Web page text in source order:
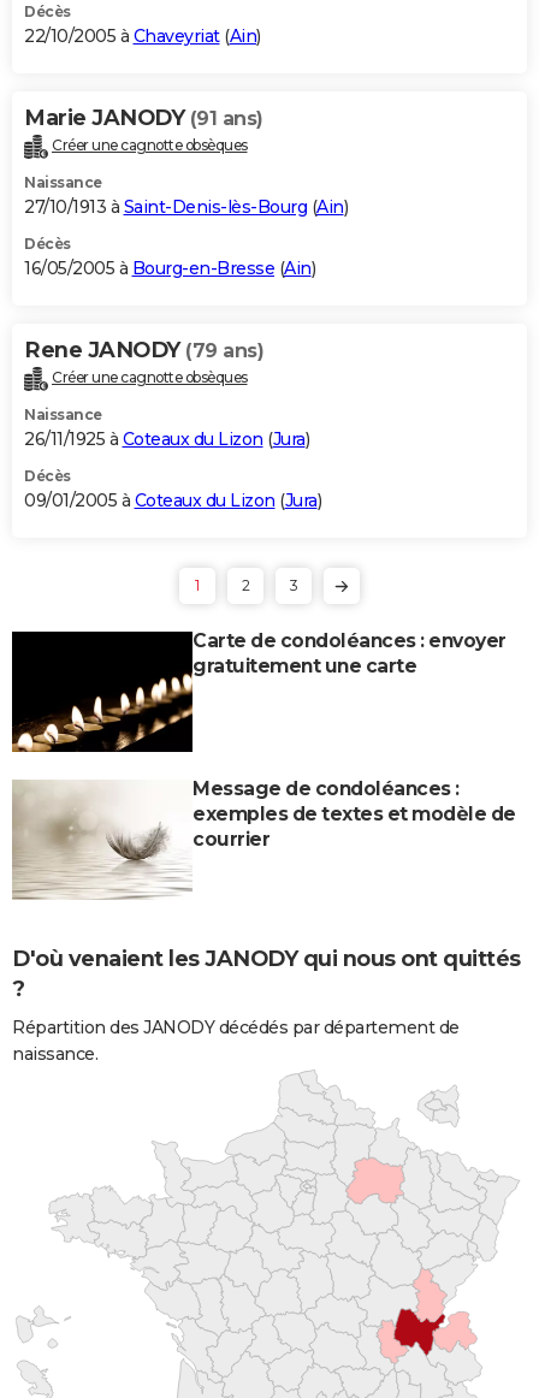
Décès
22/10/2005 à Chaveyriat(Ain)
Marie JANODY (91 ans)
Créer une cagnotte obsèques
Naissance
27/10/1913 à Saint-Denis-lès-Bourg (Ain)
Décès
16/05/2005 à Bourg-en-Bresse (Ain)
Rene JANODY (79 ans)
Créer une cagnotte obsèques
Naissance
26/11/1925 à Coteaux du Lizon (Jura)
Décès
09/01/2005 à Coteaux du Lizon (Jura)
1 2 3
Carte de condoléances : envoyer
gratuitement une carte
Message de condoléances :
exemples de textes et modèle de
courrier
D'où venaient les JANODY qui nous ont quittés
?
Répartition des JANODY décédés par département de
naissance.